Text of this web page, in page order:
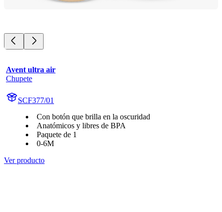
Avent ultra air
Chupete
SCF377/01
Con botón que brilla en la oscuridad
Anatómicos y libres de BPA
Paquete de 1
0-6M
Ver producto